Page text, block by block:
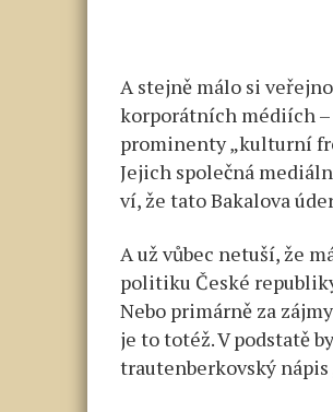
A stejně málo si
korporátních médiích –
prominenty „kulturní
Jejich společná
ví, že tato Bakalova
A už vůbec netuší, že
politiku České
Nebo primárně za
je to totéž. V podstatě
trautenberkovský nápis